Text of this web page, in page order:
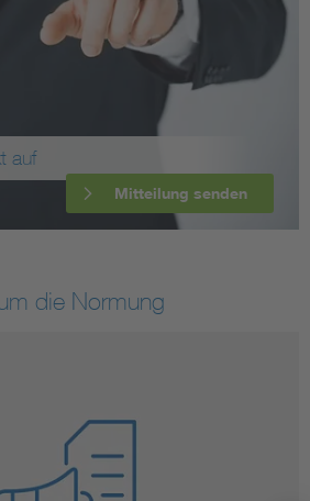
auf
Mitteilung senden
die Normung